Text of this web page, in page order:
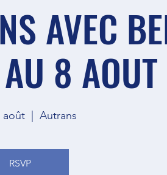
AVEC
8
août Autrans
RSVP